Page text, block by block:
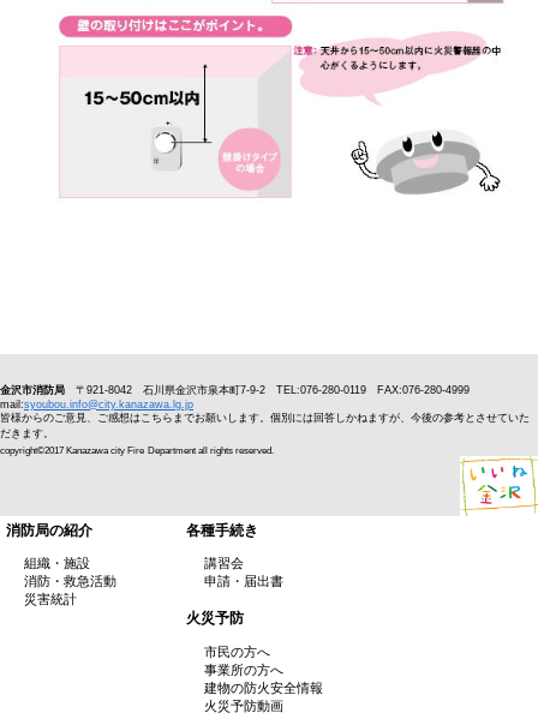
金沢市消防局 〒921-8042 石川県金沢市泉本町7-9-2 TEL:076-280-0119 FAX:076-280-4999
mail:syoubou.info@city.kanazawa.lg.jp
皆様からのご意見、ご感想はこちらまでお願いします。個別には回答しかねますが、今後の参考とさせていた
だきます。
copyright©2017 Kanazawa city Fire Department all rights reserved.
消防局の紹介
組織・施設
消防・救急活動
災害統計
各種手続き
講習会
申請・届出書
火災予防
市民の方へ
事業所の方へ
建物の防火安全情報
火災予防動画